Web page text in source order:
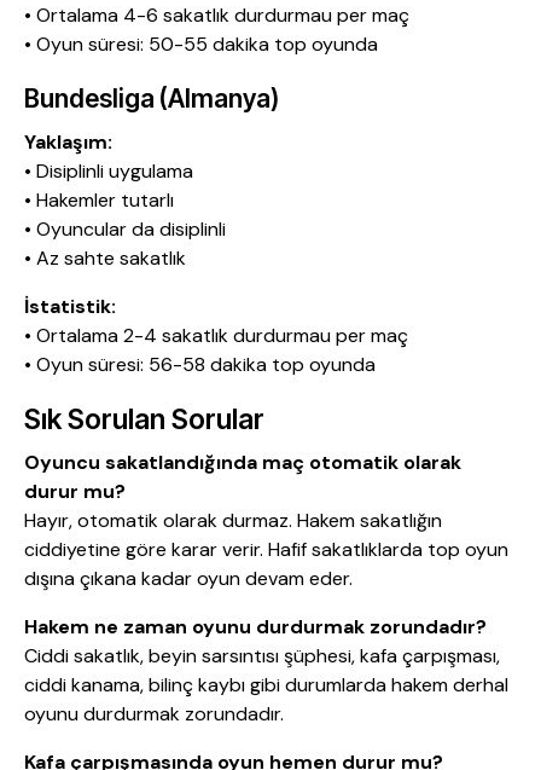
• Ortalama 4-6 sakatlık durdurmau per maç
• Oyun süresi: 50-55 dakika top oyunda
Bundesliga (Almanya)
Yaklaşım:
• Disiplinli uygulama
• Hakemler tutarlı
• Oyuncular da disiplinli
• Az sahte sakatlık
İstatistik:
• Ortalama 2-4 sakatlık durdurmau per maç
• Oyun süresi: 56-58 dakika top oyunda
Sık Sorulan Sorular
Oyuncu sakatlandığında maç otomatik olarak
durur mu?
Hayır, otomatik olarak durmaz. Hakem sakatlığın
ciddiyetine göre karar verir. Hafif sakatlıklarda top oyun
dışına çıkana kadar oyun devam eder.
Hakem ne zaman oyunu durdurmak zorundadır?
Ciddi sakatlık, beyin sarsıntısı şüphesi, kafa çarpışması,
ciddi kanama, bilinç kaybı gibi durumlarda hakem derhal
oyunu durdurmak zorundadır.
Kafa çarpışmasında oyun hemen durur mu?